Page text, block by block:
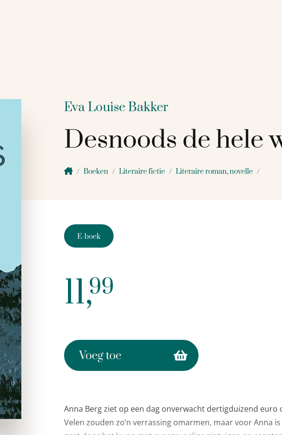
Eva Louise Bakker
Desnoods de hele
Boeken Literaire fictie Literaire roman, novelle
E-boek
11,99
Voeg toe
Anna Berg ziet op een dag onverwacht dertigduizend euro
Velen zouden zo’n verrassing omarmen, maar voor Anna